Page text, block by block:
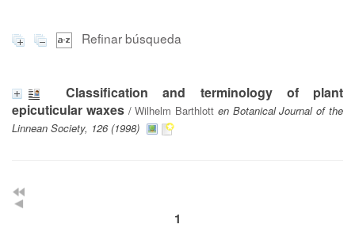
Refinar búsqueda
Classification and terminology of plant
epicuticular waxes/Wilhelm Barthlott en Botanical Journal of the
Linnean Society, 126 (1998)
1